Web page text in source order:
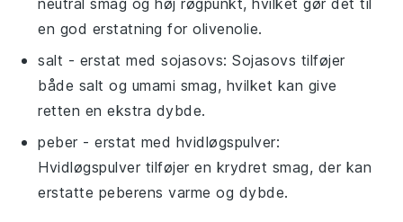
neutral smag og høj røgpunkt, hvilket gør det til
en god erstatning for olivenolie.
salt - erstat medsojasovs: Sojasovs tilføjer
både salt og umami smag, hvilket kan give
retten en ekstra dybde.
peber - erstat med hvidløgspulver:
Hvidløgspulver tilføjer en krydret smag, der kan
erstatte peberens varme og dybde.